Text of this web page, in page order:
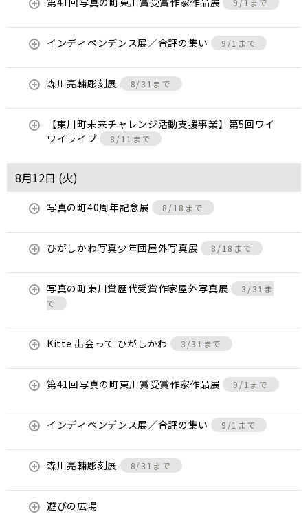
9/1まで
インディペンデンス展／合評の集い 9/1まで
森川亮輔彫刻展 8/31まで
【東川町未来チャレンジ活動支援事業】第5回ワイ
ワイライブ
8/11まで
8月12日 (火)
写真の町40周年記念展 8/18まで
ひがしかわ写真少年団屋外写真展 8/18まで
写真の町東川賞歴代受賞作家屋外写真展
3/31ま
で
Kitte 出会って ひがしかわ 3/31まで
第41回写真の町東川賞受賞作家作品展 9/1まで
インディペンデンス展／合評の集い 9/1まで
森川亮輔彫刻展 8/31まで
遊びの広場